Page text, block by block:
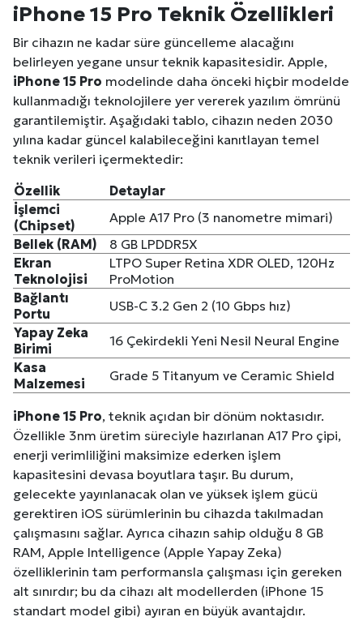
iPhone 15 Pro Teknik Özellikleri
Bir cihazın ne kadar süre güncelleme alacağını
belirleyen yegane unsur teknik kapasitesidir. Apple,
iPhone 15 Pro modelinde daha önceki hiçbir modelde
kullanmadığı teknolojilere yer vererek yazılım ömrünü
garantilemiştir. Aşağıdaki tablo, cihazın neden 2030
yılına kadar güncel kalabileceğini kanıtlayan temel
teknik verileri içermektedir:
Özellik
Detaylar
İşlemci
(Chipset)
Apple A17 Pro (3 nanometre mimari)
Bellek (RAM)
8 GB LPDDR5X
Ekran
Teknolojisi
LTPO Super Retina XDR OLED, 120Hz
ProMotion
Bağlantı
Portu
USB-C 3.2 Gen 2 (10 Gbps hız)
Yapay Zeka
Birimi
16 Çekirdekli Yeni Nesil Neural Engine
Kasa
Malzemesi
Grade 5 Titanyum ve Ceramic Shield
iPhone 15 Pro, teknik açıdan bir dönüm noktasıdır.
Özellikle 3nm üretim süreciyle hazırlanan A17 Pro çipi,
enerji verimliliğini maksimize ederken işlem
kapasitesini devasa boyutlara taşır. Bu durum,
gelecekte yayınlanacak olan ve yüksek işlem gücü
gerektiren iOS sürümlerinin bu cihazda takılmadan
çalışmasını sağlar. Ayrıca cihazın sahip olduğu 8 GB
RAM, Apple Intelligence (Apple Yapay Zeka)
özelliklerinin tam performansla çalışması için gereken
alt sınırdır; bu da cihazı alt modellerden (iPhone 15
standart model gibi) ayıran en büyük avantajdır.